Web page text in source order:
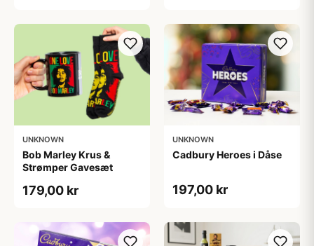
UNKNOWN
Bob Marley Krus &
Strømper Gavesæt
179,00 kr
UNKNOWN
Cadbury Heroes i Dåse
197,00 kr